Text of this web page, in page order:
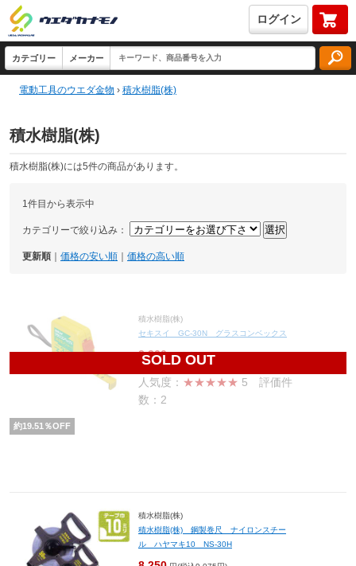
ログイン
電動工具のウエダ金物 › 積水樹脂(株)
積水樹脂(株)
積水樹脂(株)には5件の商品があります。
1件目から表示中
カテゴリーで絞り込み：
更新順 価格の安い順 価格の高い順
SOLD OUT
積水樹脂(株)
セキスイ GC-30N グラスコンベックス
3,300 円(税込3,630円)
人気度： ★★★★★ 5 評価件
数：2
約19.51 ％OFF
積水樹脂(株)
積水樹脂(株) 鋼製巻尺 ナイロンスチー
ル ハヤマキ10 NS-30H